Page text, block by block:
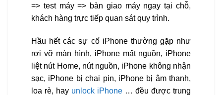
=> test máy => bàn giao máy ngay tại chỗ,
khách hàng trực tiếp quan sát quy trình.
Hầu hết các sự cố iPhone thường gặp như
rơi vỡ màn hình, iPhone mất nguồn, iPhone
liệt nút Home, nút nguồn, iPhone không nhận
sạc, iPhone bị chai pin, iPhone bị âm thanh,
loa rè, hay unlock iPhone … đều được trung